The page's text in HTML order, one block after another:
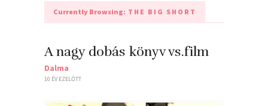
Currently Browsing: THE BIG SHORT
A nagy dobás könyv vs.film
Dalma
10 ÉV EZELŐTT